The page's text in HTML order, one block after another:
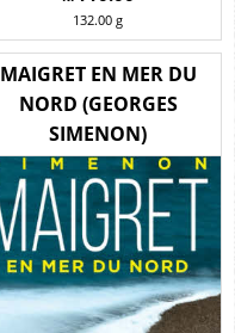
132.00 g
MAIGRET EN MER DU
NORD (GEORGES
SIMENON)